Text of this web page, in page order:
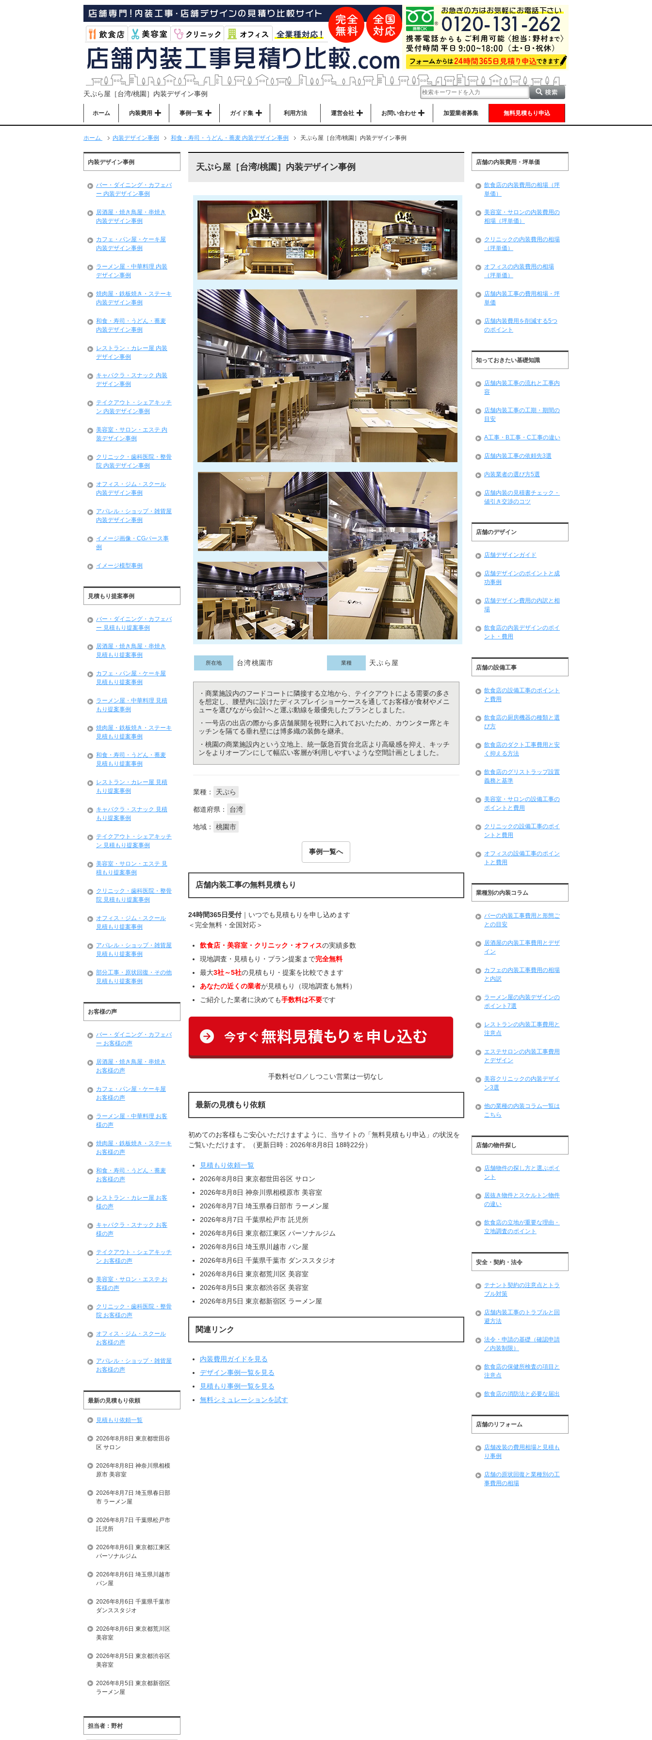
天ぷら屋［台湾/桃園］内装デザイン事例
ホーム 内装費用 事例一覧 ガイド集 利用方法 運営会社 お問い合わせ 加盟業者募集 無料見積もり申込
ホーム 内装デザイン事例 和食・寿司・うどん・蕎麦 内装デザイン事例 天ぷら屋［台湾/桃園］内装デザイン事例
天ぷら屋［台湾/桃園］内装デザイン事例
所在地 台湾桃園市 業種 天ぷら屋
・商業施設内のフードコートに隣接する立地から、テイクアウトによる需要の多さ
を想定し、腰壁内に設けたディスプレイショーケースを通してお客様が食材やメニ
ューを選びながら会計へと運ぶ動線を最優先したプランとしました。
・一号店の出店の際から多店舗展開を視野に入れておいたため、カウンター席とキ
ッチンを隔てる垂れ壁には博多織の装飾を継承。
・桃園の商業施設内という立地上、統一阪急百貨台北店より高級感を抑え、キッチ
ンをよりオープンにして幅広い客層が利用しやすいような空間計画としました。
業種： 天ぷら
都道府県： 台湾
地域： 桃園市
事例一覧へ
店舗内装工事の無料見積もり
24時間365日受付｜いつでも見積もりを申し込めます
＜完全無料・全国対応＞
飲食店・美容室・クリニック・オフィスの実績多数
現地調査・見積もり・プラン提案まで完全無料
最大3社～5社の見積もり・提案を比較できます
あなたの近くの業者が見積もり（現地調査も無料）
ご紹介した業者に決めても手数料は不要です
手数料ゼロ／しつこい営業は一切なし
最新の見積もり依頼
初めてのお客様もご安心いただけますように、当サイトの「無料見積もり申込」の状況を
ご覧いただけます。（更新日時：2026年8月8日 18時22分）
見積もり依頼一覧
2026年8月8日 東京都世田谷区 サロン
2026年8月8日 神奈川県相模原市 美容室
2026年8月7日 埼玉県春日部市 ラーメン屋
2026年8月7日 千葉県松戸市 託児所
2026年8月6日 東京都江東区 パーソナルジム
2026年8月6日 埼玉県川越市 パン屋
2026年8月6日 千葉県千葉市 ダンススタジオ
2026年8月6日 東京都荒川区 美容室
2026年8月5日 東京都渋谷区 美容室
2026年8月5日 東京都新宿区 ラーメン屋
関連リンク
内装費用ガイドを見る
デザイン事例一覧を見る
見積もり事例一覧を見る
無料シミュレーションを試す
内装デザイン事例
バー・ダイニング・カフェバ
ー 内装デザイン事例
居酒屋・焼き鳥屋・串焼き
内装デザイン事例
カフェ・パン屋・ケーキ屋
内装デザイン事例
ラーメン屋・中華料理 内装
デザイン事例
焼肉屋・鉄板焼き・ステーキ
内装デザイン事例
和食・寿司・うどん・蕎麦
内装デザイン事例
レストラン・カレー屋 内装
デザイン事例
キャバクラ・スナック 内装
デザイン事例
テイクアウト・シェアキッチ
ン 内装デザイン事例
美容室・サロン・エステ 内
装デザイン事例
クリニック・歯科医院・整骨
院 内装デザイン事例
オフィス・ジム・スクール
内装デザイン事例
アパレル・ショップ・雑貨屋
内装デザイン事例
イメージ画像・CGパース事
例
イメージ模型事例
見積もり提案事例
バー・ダイニング・カフェバ
ー 見積もり提案事例
居酒屋・焼き鳥屋・串焼き
見積もり提案事例
カフェ・パン屋・ケーキ屋
見積もり提案事例
ラーメン屋・中華料理 見積
もり提案事例
焼肉屋・鉄板焼き・ステーキ
見積もり提案事例
和食・寿司・うどん・蕎麦
見積もり提案事例
レストラン・カレー屋 見積
もり提案事例
キャバクラ・スナック 見積
もり提案事例
テイクアウト・シェアキッチ
ン 見積もり提案事例
美容室・サロン・エステ 見
積もり提案事例
クリニック・歯科医院・整骨
院 見積もり提案事例
オフィス・ジム・スクール
見積もり提案事例
アパレル・ショップ・雑貨屋
見積もり提案事例
部分工事・原状回復・その他
見積もり提案事例
お客様の声
バー・ダイニング・カフェバ
ー お客様の声
居酒屋・焼き鳥屋・串焼き
お客様の声
カフェ・パン屋・ケーキ屋
お客様の声
ラーメン屋・中華料理 お客
様の声
焼肉屋・鉄板焼き・ステーキ
お客様の声
和食・寿司・うどん・蕎麦
お客様の声
レストラン・カレー屋 お客
様の声
キャバクラ・スナック お客
様の声
テイクアウト・シェアキッチ
ン お客様の声
美容室・サロン・エステ お
客様の声
クリニック・歯科医院・整骨
院 お客様の声
オフィス・ジム・スクール
お客様の声
アパレル・ショップ・雑貨屋
お客様の声
最新の見積もり依頼
見積もり依頼一覧
2026年8月8日 東京都世田谷
区 サロン
2026年8月8日 神奈川県相模
原市 美容室
2026年8月7日 埼玉県春日部
市 ラーメン屋
2026年8月7日 千葉県松戸市
託児所
2026年8月6日 東京都江東区
パーソナルジム
2026年8月6日 埼玉県川越市
パン屋
2026年8月6日 千葉県千葉市
ダンススタジオ
2026年8月6日 東京都荒川区
美容室
2026年8月5日 東京都渋谷区
美容室
2026年8月5日 東京都新宿区
ラーメン屋
担当者：野村
店舗の内装費用・坪単価
飲食店の内装費用の相場（坪
単価）
美容室・サロンの内装費用の
相場（坪単価）
クリニックの内装費用の相場
（坪単価）
オフィスの内装費用の相場
（坪単価）
店舗内装工事の費用相場・坪
単価
店舗内装費用を削減する5つ
のポイント
知っておきたい基礎知識
店舗内装工事の流れと工事内
容
店舗内装工事の工期・期間の
目安
A工事・B工事・C工事の違い
店舗内装工事の依頼先3選
内装業者の選び方5選
店舗内装の見積書チェック・
値引き交渉のコツ
店舗のデザイン
店舗デザインガイド
店舗デザインのポイントと成
功事例
店舗デザイン費用の内訳と相
場
飲食店の内装デザインのポイ
ント・費用
店舗の設備工事
飲食店の設備工事のポイント
と費用
飲食店の厨房機器の種類と選
び方
飲食店のダクト工事費用と安
く抑える方法
飲食店のグリストラップ設置
義務と基準
美容室・サロンの設備工事の
ポイントと費用
クリニックの設備工事のポイ
ントと費用
オフィスの設備工事のポイン
トと費用
業種別の内装コラム
バーの内装工事費用と形態ご
との目安
居酒屋の内装工事費用とデザ
イン
カフェの内装工事費用の相場
と内訳
ラーメン屋の内装デザインの
ポイント7選
レストランの内装工事費用と
注意点
エステサロンの内装工事費用
とデザイン
美容クリニックの内装デザイ
ン3選
他の業種の内装コラム一覧は
こちら
店舗の物件探し
店舗物件の探し方と選ぶポイ
ント
居抜き物件とスケルトン物件
の違い
飲食店の立地が重要な理由・
立地調査のポイント
安全・契約・法令
テナント契約の注意点とトラ
ブル対策
店舗内装工事のトラブルと回
避方法
法令・申請の基礎（確認申請
／内装制限）
飲食店の保健所検査の項目と
注意点
飲食店の消防法と必要な届出
店舗のリフォーム
店舗改装の費用相場と見積も
り事例
店舗の原状回復と業種別の工
事費用の相場